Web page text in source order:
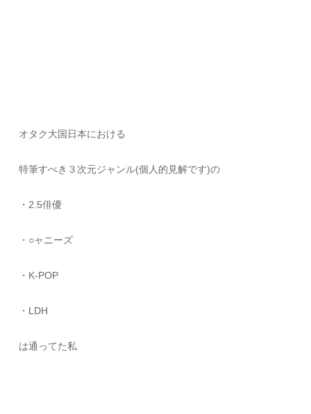
オタク大国日本における
特筆すべき３次元ジャンル(個人的見解です)の
・2.5俳優
・○ャニーズ
・K-POP
・LDH
は通ってた私